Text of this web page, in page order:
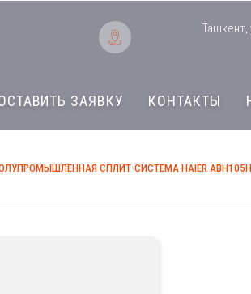
Ташкент,
ЗАЯВКУ КОНТАКТЫ
СПЛИТ-СИСТЕМА HAIER